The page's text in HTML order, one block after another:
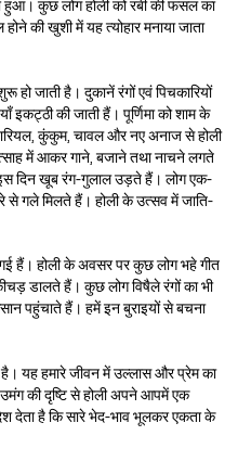
हुआ। कुछ लोग होली को रबी की फसल का
की खुशी में यह त्योहार मनाया जाता
हो जाती है। दुकानें रंगों एवं पिचकारियों
इकट्ठी की जाती हैं। पूर्णिमा को शाम के
कुंकुम, चावल और नए अनाज से होली
में आकर गाने, बजाने तथा नाचने लगते
दिन खूब रंग-गुलाल उड़ते हैं। लोग एक-
गले मिलते हैं। होली के उत्सव में जाति-
हैं। होली के अवसर पर कुछ लोग भहे गीत
डालते हैं। कुछ लोग विषैले रंगों का भी
पहुंचाते हैं। हमें इन बुराइयों से बचना
है। यह हमारे जीवन में उल्लास और प्रेम का
की दृष्टि से होली अपने आपमें एक
देता है कि सारे भेद-भाव भूलकर एकता के